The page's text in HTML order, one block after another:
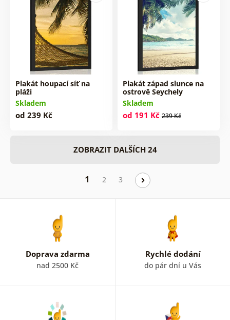
Plakát houpací síť na
pláži
Skladem
od 239 Kč
Plakát západ slunce na
ostrově Seychely
Skladem
od 191 Kč 239 Kč
ZOBRAZIT DALŠÍCH 24
1 2 3
Doprava zdarma
nad 2500 Kč
Rychlé dodání
do pár dní u Vás